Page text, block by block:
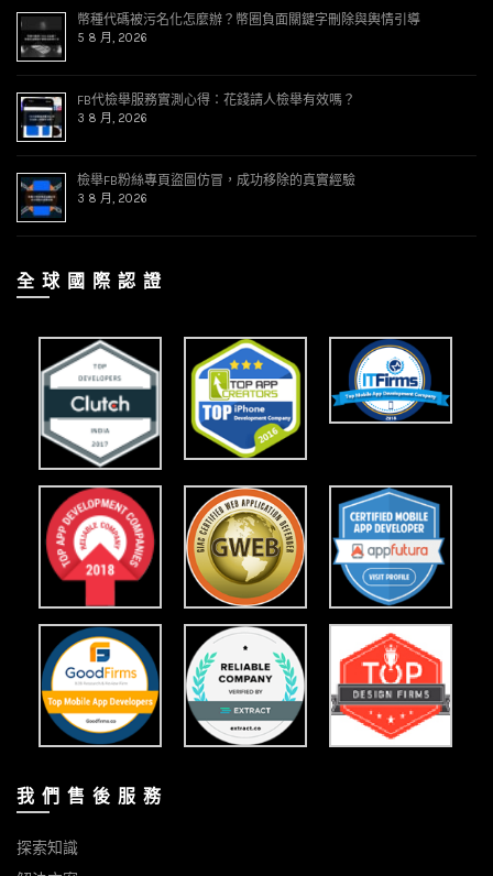
幣種代碼被污名化怎麼辦？幣圈負面關鍵字刪除與輿情引導
5 8 月, 2026
FB代檢舉服務實測心得：花錢請人檢舉有效嗎？
3 8 月, 2026
檢舉FB粉絲專頁盜圖仿冒，成功移除的真實經驗
3 8 月, 2026
全 球 國 際 認 證
我 們 售 後 服 務
探索知識